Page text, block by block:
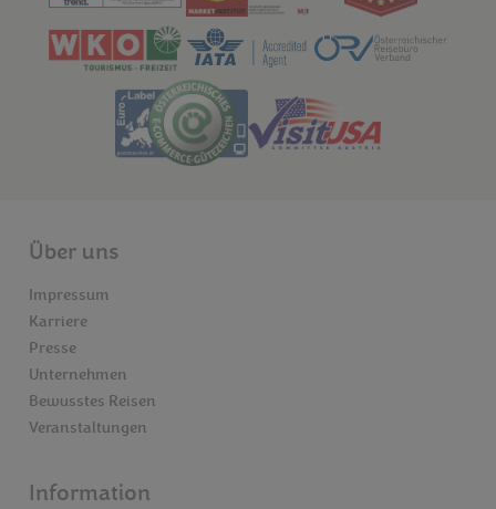
Über uns
Impressum
Karriere
Presse
Unternehmen
Bewusstes Reisen
Veranstaltungen
Information